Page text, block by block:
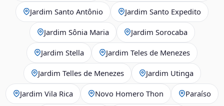
Jardim Santo Antônio Jardim Santo Expedito
Jardim Sônia Maria Jardim Sorocaba
Jardim Stella Jardim Teles de Menezes
Jardim Telles de Menezes Jardim Utinga
Jardim Vila Rica Novo Homero Thon Paraíso